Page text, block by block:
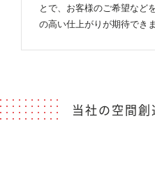
とで、お客様のご希望など
の高い仕上がりが期待できま
当社の空間